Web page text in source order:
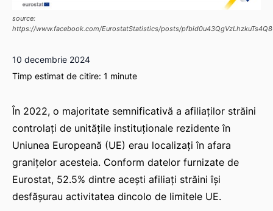
source:
https://www.facebook.com/EurostatStatistics/posts/
10 decembrie 2024
Timp estimat de citire: 1 minute
În 2022, o majoritate semnificativă a afiliaților străini
controlați de unitățile instituționale rezidente în
Uniunea Europeană (UE) erau localizați în afara
granițelor acesteia. Conform datelor furnizate de
Eurostat, 52.5% dintre acești afiliați străini își
desfășurau activitatea dincolo de limitele UE.